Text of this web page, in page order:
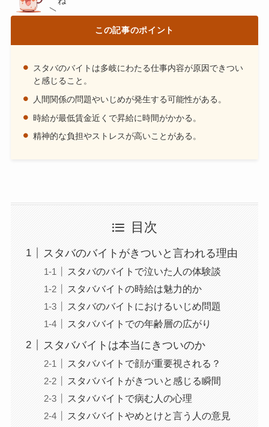
この記事のポイント
スタバのバイトは多岐にわたる仕事内容が原因できつい
と感じること。
人間関係の問題やいじめが発生する可能性がある。
時給が最低賃金近くで昇給に時間がかかる。
精神的な負担やストレスが高いことがある。
目次
スタバのバイトがきついと言われる理由
スタバのバイトで泣いた人の体験談
スタババイトの時給は魅力的か
スタバのバイトにおけるいじめ問題
スタババイトでの年齢層の広がり
スタババイトは本当にきついのか
スタババイトで顔が重要視される？
スタババイトがきついと感じる瞬間
スタババイトで病む人の心理
スタババイトやめとけと言う人の意見